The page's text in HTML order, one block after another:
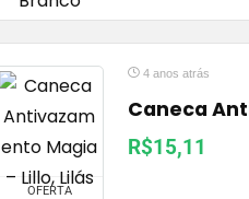
OFERTA
4 anos atrás
Caneca
R$15,11